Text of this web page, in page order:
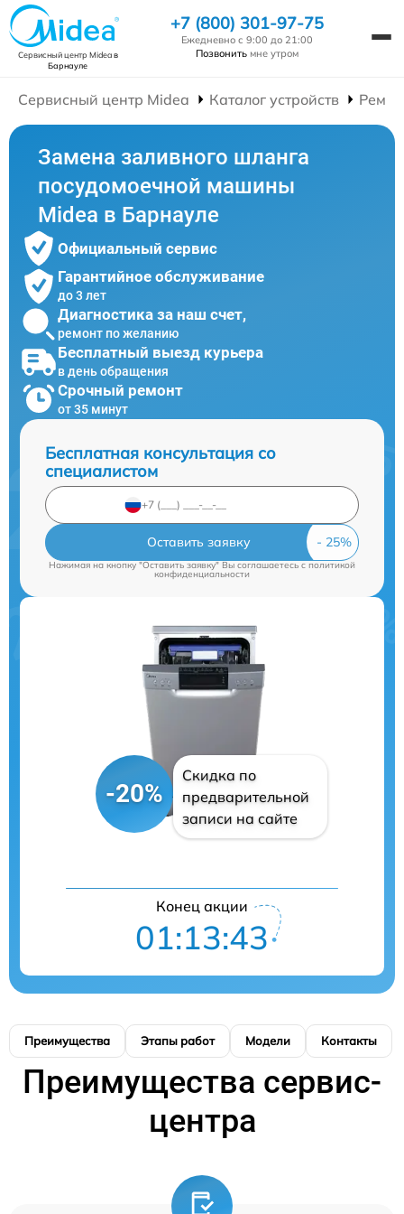
Сервисный центр Mideaв
Барнауле
+7 (800) 301-97-75
Ежедневно с 9:00 до 21:00
Позвонить мне утром
Сервисный центр Midea Каталог устройств
Замена заливного шланга
посудомоечной машины
Midea в Барнауле
Официальный сервис
Гарантийное обслуживание
до 3 лет
Диагностика за наш счет,
ремонт по желанию
Бесплатный выезд курьера
в день обращения
Срочный ремонт
от 35 минут
Бесплатная консультация со
специалистом
Оставить заявку
Нажимая на кнопку "Оставить заявку" Вы соглашаетесь cполитикой
конфиденциальности
-20%
Скидка по
предварительной
записи на сайте
Конец акции
01:13:42
Преимущества Этапы работ Модели Контакты
Преимущества сервис-
центра